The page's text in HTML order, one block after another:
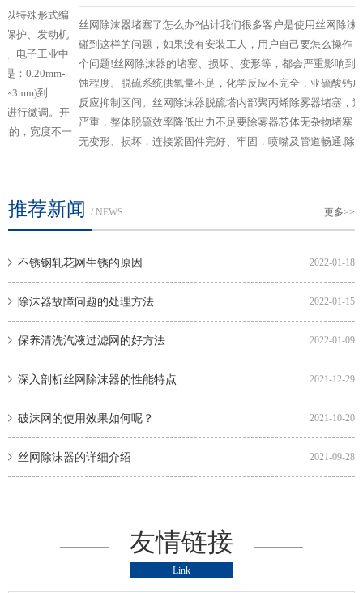
丝网除沫器堵塞了怎么办?估计我们很多客户是使用丝网除沫器的时候都会
碰到这样的问题，如果没有安装工人，用户自己要怎么操作，今天看看这
个问题!丝网除沫器的堵塞、损坏、变形等，都会严重影响到其后烟道的腐
蚀程度。脱硫系统供氧量不足，化学反应不完全，亚硫酸钙成分多，处于
反应抑制区间。丝网除沫器脱硫塔内部聚丙烯除雾器堵塞，造成烟气回流
严重，整体脱硫效率降低出力不足要除雾器芯体无杂物堵塞，表面光洁，
无变形、损坏，连接紧固件完好、牢固，喷嘴及管道畅通.除雾器冲...
推荐新闻 / NEWS 更多>>
2022-01-18
不锈钢轧花网生锈的原因
2022-01-15
除沫器故障问题的处理方法
2022-01-09
保养清洗汽液过滤网的好方法
2021-12-29
深入剖析丝网除沫器的性能特点
2021-10-20
破沫网的使用效果如何呢？
2021-09-28
丝网除沫器的详细介绍
友情链接
Link